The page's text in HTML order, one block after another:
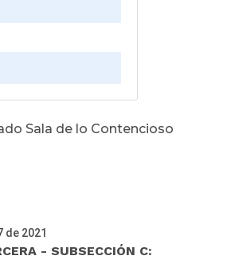
Sala de lo Contencioso
- SUBSECCIÓN C: